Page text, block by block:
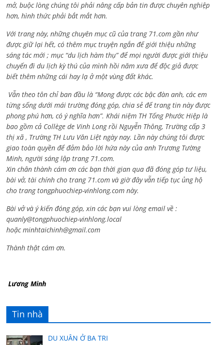
mở, buộc lòng chúng tôi phải nâng cấp bản tin được chuyên nghiệp
hơn, hình thức phải bắt mắt hơn.
Với trang này, những chuyên mục cũ của trang 71.com gần như
được giữ lại hết, có thêm mục truyện ngắn để giới thiệu những
sáng tác mới ; mục “du lịch hàm thụ” để mọi người được giới thiệu
chuyến đi du lịch kỳ thú của mình hồi năm xưa để độc giả được
biết thêm những cái hay lạ ở một vùng đất khác.
Vẫn theo tôn chỉ ban đầu là “Mong được các bậc đàn anh, các em
từng sống dưới mái trường đóng góp, chia sẻ để trang tin này được
phong phú hơn, có ý nghĩa hơn”. Khái niệm TH Tống Phước Hiệp là
bao gồm cả Collège de Vinh Long rồi Nguyễn Thông, Trường cấp 3
thị xã , Trường TH Lưu Văn Liệt ngày nay. Lần này chúng tôi được
giao toàn quyền để đảm bảo lời hứa này của anh Trương Tường
Minh, người sáng lập trang 71.com.
Xin chân thành cám ơn các bạn thời gian qua đã đóng góp tư liệu,
bài vở, tài chính cho trang 71.com và giờ đây vẫn tiếp tục ủng hộ
cho trang tongphuochiep-vinhlong.com này.
Bài vở và ý kiến đóng góp, xin các bạn vui lòng email về :
quanly@tongphuochiep-vinhlong.local
hoặcminhtaichinh@gmail.com
Thành thật cám ơn.
Lương Minh
Tin nhà
DU XUÂN Ở BA TRI